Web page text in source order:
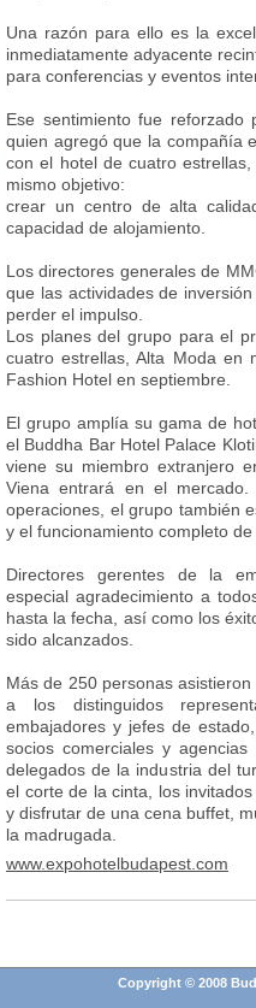
Una razón para ello es la
inmediatamente adyacente
para conferencias y eventos
Ese sentimiento fue reforzado
quien agregó que la compañía
con el hotel de cuatro
mismo objetivo:
crear un centro de alta
capacidad de alojamiento.
Los directores generales de
que las actividades de
perder el impulso.
Los planes del grupo para el
cuatro estrellas, Alta Moda en
Fashion Hotel en septiembre.
El grupo amplía su gama de
el Buddha Bar Hotel Palace
viene su miembro extranjero
Viena entrará en el
operaciones, el grupo también
y el funcionamiento completo
Directores gerentes de la
especial agradecimiento a
hasta la fecha, así como los
sido alcanzados.
Más de 250 personas
a los distinguidos
embajadores y jefes de
socios comerciales y
delegados de la industria del
el corte de la cinta, los
y disfrutar de una cena buffet,
la madrugada.
www.expohotelbudapest.com
Copyright © 2008